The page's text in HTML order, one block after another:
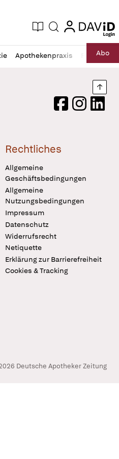
Zeitung
Aktuelle Ausgabe
Suche login
login
Apothekenpraxis RechtAbo
Logo
FacebookInstagram
Rechtliches
Allgemeine
Geschäftsbedingungen
Allgemeine
Nutzungsbedingungen
Impressum
Datenschutz
Widerrufsrecht
Netiquette
Erklärung zur Barrierefreiheit
Cookies & Tracking
Deutsche Apotheker Zeitung